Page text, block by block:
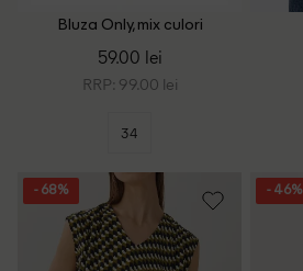
Bluza Only, mix culori
59.00 lei
RRP: 99.00 lei
34
- 68% - 46%